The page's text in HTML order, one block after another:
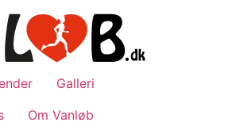
Galleri
Om Vanløb